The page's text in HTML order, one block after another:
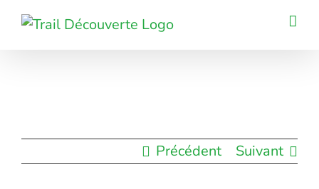
Passer
Précédent Suivant